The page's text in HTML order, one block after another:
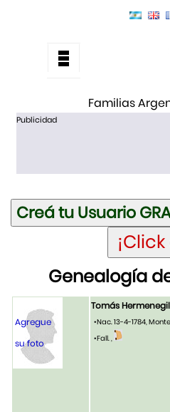
Familias
Publicidad
Genealogía
Agregue
su foto
Tomás
•Nac. 13-4-1784,
•Fall. ,